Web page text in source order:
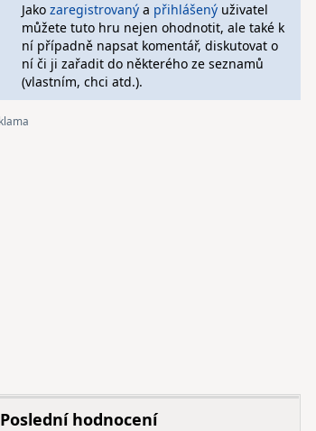
Jako zaregistrovanýa přihlášenýuživatel
můžete tuto hru nejen ohodnotit, ale také k
ní případně napsat komentář, diskutovat o
ní či ji zařadit do některého ze seznamů
(vlastním, chci atd.).
Poslední hodnocení